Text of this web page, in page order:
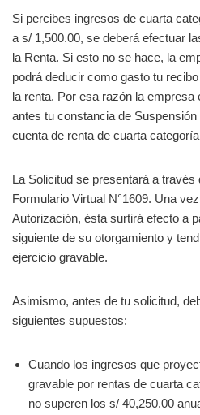
Si percibes ingresos de cuarta
a s/ 1,500.00, se deberá efectuar
la Renta. Si esto no se hace, la
podrá deducir como gasto tu
la renta. Por esa razón la empresa
antes tu constancia de
cuenta de renta de cuarta
La Solicitud se presentará a
Formulario Virtual N°1609. Una
Autorización, ésta surtirá efecto a
siguiente de su otorgamiento y
ejercicio gravable.
Asimismo, antes de tu solicitud,
siguientes supuestos:
Cuando los ingresos que
gravable por rentas de cuarta
no superen los s/ 40,250.00